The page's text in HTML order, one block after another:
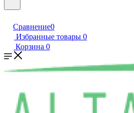
Сравнение0
Избранные товары 0
Корзина 0